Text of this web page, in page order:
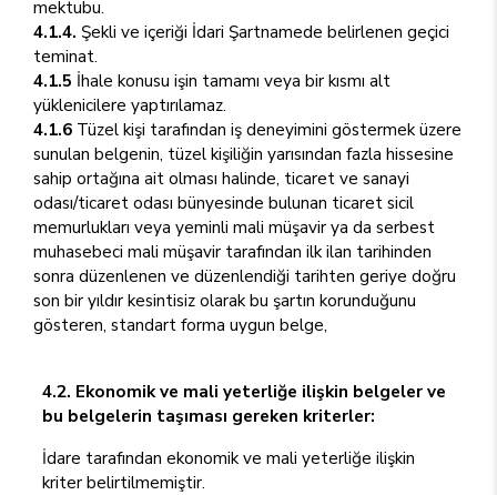
mektubu.
4.1.4. Şekli ve içeriği İdari Şartnamede belirlenen geçici
teminat.
4.1.5 İhale konusu işin tamamı veya bir kısmı alt
yüklenicilere yaptırılamaz.
4.1.6 Tüzel kişi tarafından iş deneyimini göstermek üzere
sunulan belgenin, tüzel kişiliğin yarısından fazla hissesine
sahip ortağına ait olması halinde, ticaret ve sanayi
odası/ticaret odası bünyesinde bulunan ticaret sicil
memurlukları veya yeminli mali müşavir ya da serbest
muhasebeci mali müşavir tarafından ilk ilan tarihinden
sonra düzenlenen ve düzenlendiği tarihten geriye doğru
son bir yıldır kesintisiz olarak bu şartın korunduğunu
gösteren, standart forma uygun belge,
4.2. Ekonomik ve mali yeterliğe ilişkin belgeler ve
bu belgelerin taşıması gereken kriterler:
İdare tarafından ekonomik ve mali yeterliğe ilişkin
kriter belirtilmemiştir.